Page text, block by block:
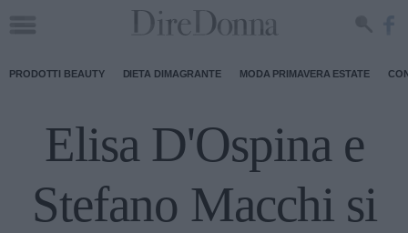
PRODOTTI BEAUTY DIETA DIMAGRANTE MODA PRIMAVERA ESTATE
Elisa D'Ospina e
Stefano Macchi si